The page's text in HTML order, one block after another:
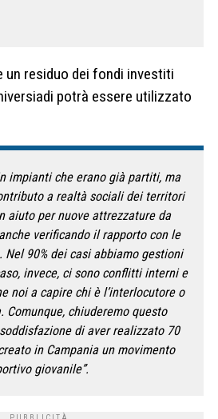
un residuo dei fondi investiti
potrà essere utilizzato
impianti che erano già partiti, ma
a realtà sociali dei territori
aiuto per nuove attrezzature da
verificando il rapporto con le
Nel 90% dei casi abbiamo gestioni
invece, ci sono conflitti interni e
noi a capire chi è l’interlocutore o
Comunque, chiuderemo questo
di aver realizzato 70
in Campania un movimento
giovanile”.